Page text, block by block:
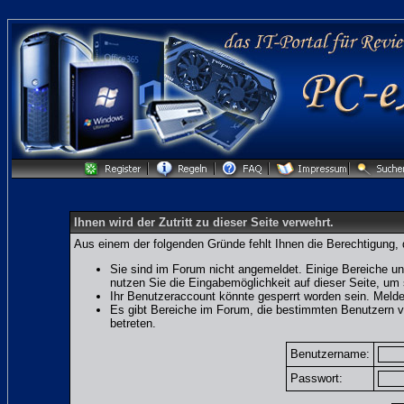
Ihnen wird der Zutritt zu dieser Seite verwehrt.
Aus einem der folgenden Gründe fehlt Ihnen die
Sie sind im Forum nicht angemeldet. Einige Bereiche
nutzen Sie die Eingabemöglichkeit auf dieser Seite,
Ihr Benutzeraccount könnte gesperrt worden sein.
Es gibt Bereiche im Forum, die bestimmten Benutzern
betreten.
Benutzername:
Passwort: